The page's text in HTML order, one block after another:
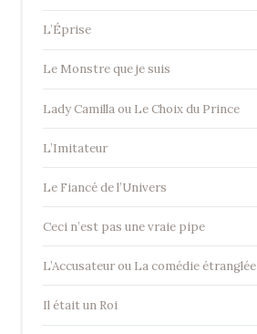
L’Éprise
Le Monstre que je suis
Lady Camilla ou Le Choix du Prince
L’Imitateur
Le Fiancé de l’Univers
Ceci n’est pas une vraie pipe
L’Accusateur ou La comédie étranglée
Il était un Roi